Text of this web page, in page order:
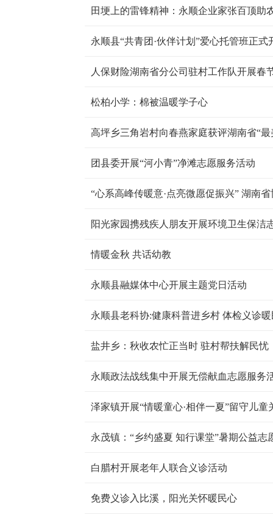
田埂上的雷锋精神：永顺企业家张百顶助
永顺县“共青团·伙伴计划”爱心托管班正式
人保财险湖南省分公司驻村工作队开展春
松柏小学：棉被温暖学子心
高坪乡三角岩村向春燕家庭获评湖南省“最
团县委开展“河小青”净滩志愿服务活动
阳光家园携残疾人朋友开展环境卫生保洁
情暖金秋 共话幼教
永顺县融媒体中心开展主题党日活动
永顺县老科协:健康科普进乡村 体检义诊暖
盐井乡：秋收农忙正当时 驻村帮扶解民忧
永顺政法战线集中开展无偿献血志愿服务
泽家镇开展“情暖童心·相伴一夏”留守儿童
永茂镇：“乡约盛夏 知行课堂”暑期公益志
白腊村开展老年人联合义诊活动
免费义诊入比溪，阳光关怀暖民心